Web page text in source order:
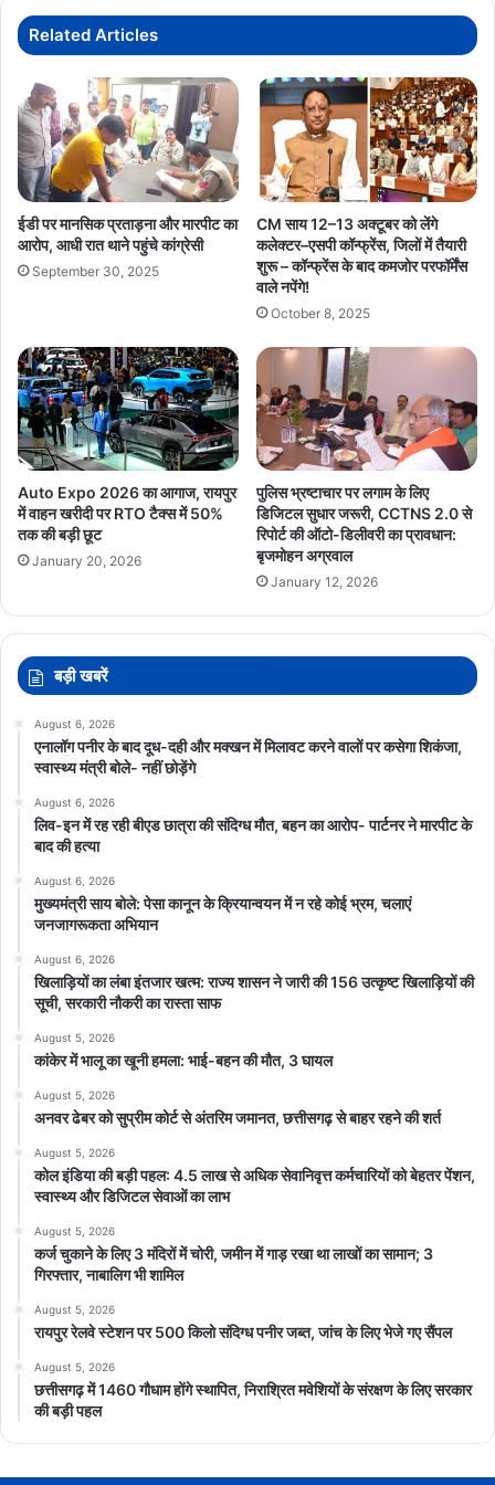
राष्ट्रीय
अध्यक्ष
हेतु
एकमात्र
नामांकन
Related Articles
ईडी पर मानसिक प्रताड़ना और मारपीट का
आरोप, आधी रात थाने पहुंचे कांग्रेसी
September 30, 2025
CM साय 12–13 अक्टूबर को लेंगे
कलेक्टर–एसपी कॉन्फ्रेंस, जिलों में तैयारी
शुरू – कॉन्फ्रेंस के बाद कमजोर परफॉर्मेंस
वाले नपेंगे!
October 8, 2025
Auto Expo 2026 का आगाज, रायपुर
में वाहन खरीदी पर RTO टैक्स में 50%
तक की बड़ी छूट
January 20, 2026
पुलिस भ्रष्टाचार पर लगाम के लिए
डिजिटल सुधार जरूरी, CCTNS 2.0 से
रिपोर्ट की ऑटो-डिलीवरी का प्रावधान:
बृजमोहन अग्रवाल
January 12, 2026
बड़ी खबरें
August 6, 2026
एनालॉग पनीर के बाद दूध-दही और मक्खन में मिलावट करने वालों पर कसेगा शिकंजा,
स्वास्थ्य मंत्री बोले- नहीं छोड़ेंगे
August 6, 2026
लिव-इन में रह रही बीएड छात्रा की संदिग्ध मौत, बहन का आरोप- पार्टनर ने मारपीट के
बाद की हत्या
August 6, 2026
मुख्यमंत्री साय बोले: पेसा कानून के क्रियान्वयन में न रहे कोई भ्रम, चलाएं
जनजागरूकता अभियान
August 6, 2026
खिलाड़ियों का लंबा इंतजार खत्म: राज्य शासन ने जारी की 156 उत्कृष्ट खिलाड़ियों की
सूची, सरकारी नौकरी का रास्ता साफ
August 5, 2026
कांकेर में भालू का खूनी हमला: भाई-बहन की मौत, 3 घायल
August 5, 2026
अनवर ढेबर को सुप्रीम कोर्ट से अंतरिम जमानत, छत्तीसगढ़ से बाहर रहने की शर्त
August 5, 2026
कोल इंडिया की बड़ी पहल: 4.5 लाख से अधिक सेवानिवृत्त कर्मचारियों को बेहतर पेंशन,
स्वास्थ्य और डिजिटल सेवाओं का लाभ
August 5, 2026
कर्ज चुकाने के लिए 3 मंदिरों में चोरी, जमीन में गाड़ रखा था लाखों का सामान; 3
गिरफ्तार, नाबालिग भी शामिल
August 5, 2026
रायपुर रेलवे स्टेशन पर 500 किलो संदिग्ध पनीर जब्त, जांच के लिए भेजे गए सैंपल
August 5, 2026
छत्तीसगढ़ में 1460 गौधाम होंगे स्थापित, निराश्रित मवेशियों के संरक्षण के लिए सरकार
की बड़ी पहल